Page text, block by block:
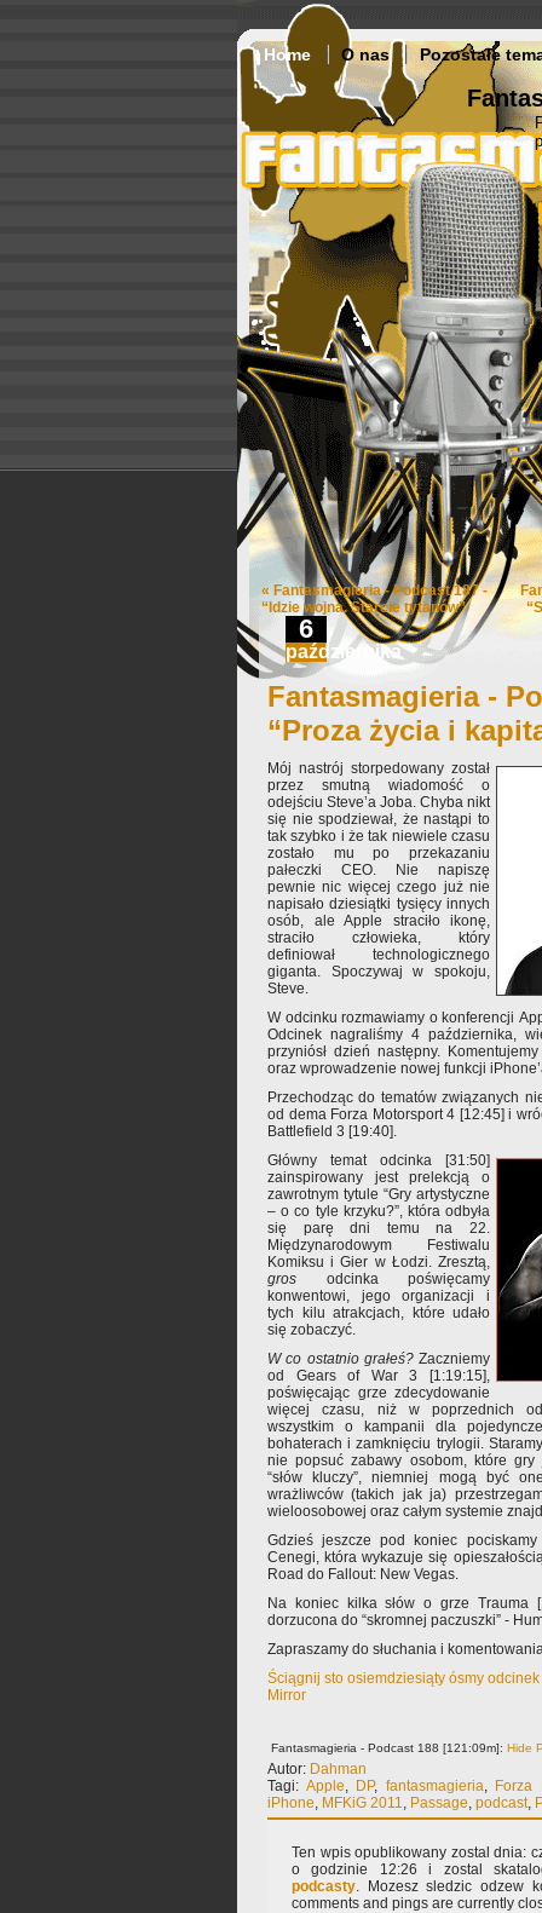
Home O nas Pozostałe
« Fantasmagieria - Podcast 187 -
“Idzie wojna. Starcie tytanów”
6
października
Fantasmagieria -
“Proza życia i
Mój nastrój storpedowany został
przez smutną wiadomość o
odejściu Steve’a Joba. Chyba nikt
się nie spodziewał, że nastąpi to
tak szybko i że tak niewiele czasu
zostało mu po przekazaniu
pałeczki CEO. Nie napiszę
pewnie nic więcej czego już nie
napisało dziesiątki tysięcy innych
osób, ale Apple straciło ikonę,
straciło człowieka, który
definiował technologicznego
giganta. Spoczywaj w spokoju,
Steve.
W odcinku rozmawiamy o konferencji
Odcinek nagraliśmy 4 października,
przyniósł dzień następny.
oraz wprowadzenie nowej funkcji
Przechodząc do tematów związanych
od dema Forza Motorsport 4 [12:45] i
Battlefield 3 [19:40].
Główny temat odcinka [31:50]
zainspirowany jest prelekcją o
zawrotnym tytule “Gry artystyczne
– o co tyle krzyku?”, która odbyła
się parę dni temu na 22.
Międzynarodowym Festiwalu
Komiksu i Gier w Łodzi. Zresztą,
gros odcinka poświęcamy
konwentowi, jego organizacji i
tych kilu atrakcjach, które udało
się zobaczyć.
W co ostatnio grałeś?Zaczniemy
od Gears of War 3 [1:19:15],
poświęcając grze zdecydowanie
więcej czasu, niż w poprzednich
wszystkim o kampanii dla
bohaterach i zamknięciu trylogii.
nie popsuć zabawy osobom, które gry
“słów kluczy”, niemniej mogą być
wrażliwców (takich jak ja)
wieloosobowej oraz całym systemie
Gdzieś jeszcze pod koniec
Cenegi, która wykazuje się
Road do Fallout: New Vegas.
Na koniec kilka słów o grze Trauma
dorzucona do “skromnej paczuszki” -
Zapraszamy do słuchania i
Ściągnij sto osiemdziesiąty ósmy
Mirror
Fantasmagieria - Podcast 188 [121:09m]: Hide
Autor: Dahman
Tagi: Apple, DP, fantasmagieria, Forza
iPhone, MFKiG 2011, Passage, podcast,
Ten wpis opublikowany zostal dnia:
o godzinie 12:26 i zostal
podcasty. Mozesz sledzic odzew
comments and pings are currently